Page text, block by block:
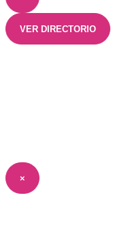
VER DIRECTORIO
×